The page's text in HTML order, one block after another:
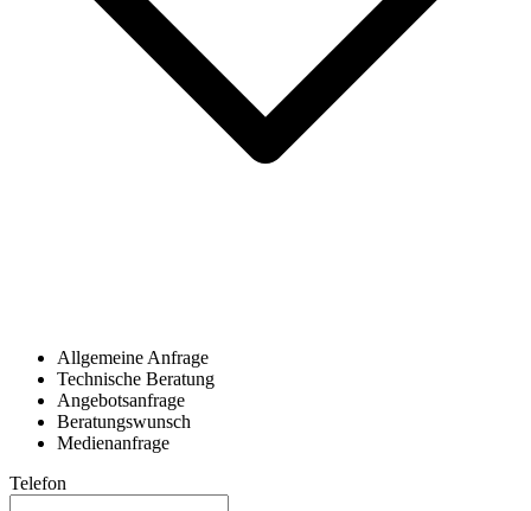
Allgemeine Anfrage
Technische Beratung
Angebotsanfrage
Beratungswunsch
Medienanfrage
Telefon